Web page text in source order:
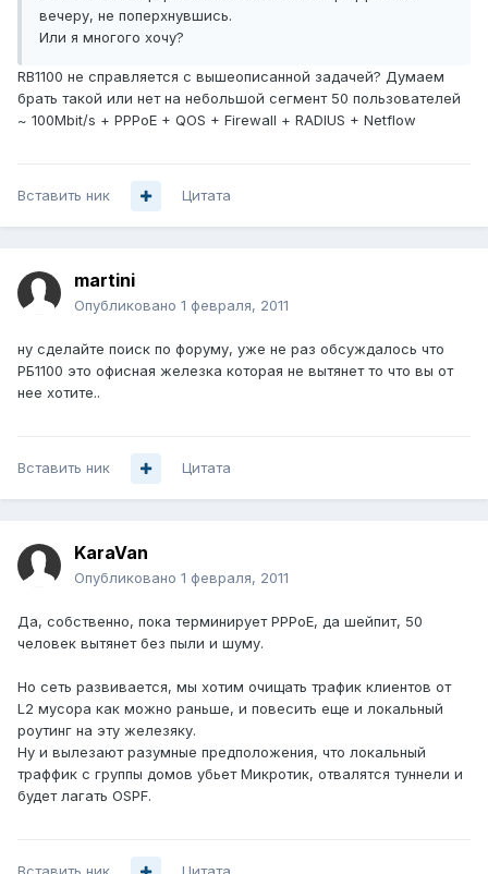
вечеру, не поперхнувшись.
Или я многого хочу?
RB1100 не справляется с вышеописанной задачей? Думаем
брать такой или нет на небольшой сегмент 50 пользователей
~ 100Mbit/s + PPPoE + QOS + Firewall + RADIUS + Netflow
Вставить ник Цитата
martini
Опубликовано 1 февраля, 2011
ну сделайте поиск по форуму, уже не раз обсуждалось что
РБ1100 это офисная железка которая не вытянет то что вы от
нее хотите..
Вставить ник Цитата
KaraVan
Опубликовано 1 февраля, 2011
Да, собственно, пока терминирует PPPoE, да шейпит, 50
человек вытянет без пыли и шуму.
Но сеть развивается, мы хотим очищать трафик клиентов от
L2 мусора как можно раньше, и повесить еще и локальный
роутинг на эту железяку.
Ну и вылезают разумные предположения, что локальный
траффик с группы домов убьет Микротик, отвалятся туннели и
будет лагать OSPF.